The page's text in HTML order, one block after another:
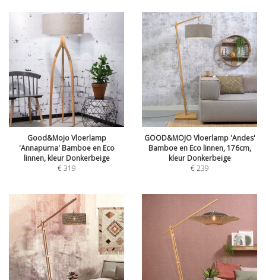
Good&Mojo Vloerlamp
'Annapurna' Bamboe en Eco
linnen, kleur Donkerbeige
€319
GOOD&MOJO Vloerlamp 'Andes'
Bamboe en Eco linnen, 176cm,
kleur Donkerbeige
€239